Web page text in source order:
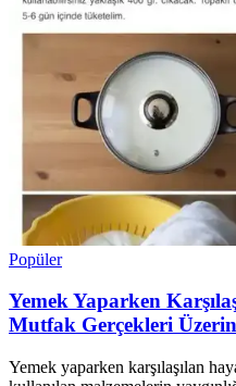
Popüler
Yemek Yaparken
Mutfak Gerçekleri
Yemek yaparken karşılaşılan